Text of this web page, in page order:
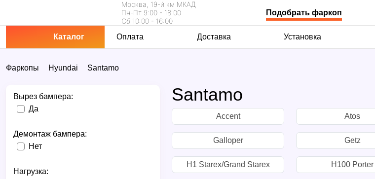
Москва, 19-й км МКАД
Пн-Пт 9:00 - 18:00
Сб 10:00 - 16:00
Подобрать фаркоп
Каталог Оплата Доставка Установка
Фаркопы Hyundai Santamo
Вырез бампера:
Да
Демонтаж бампера:
Нет
Нагрузка:
Santamo
Accent Atos
Galloper Getz
H1 Starex/Grand Starex H100 Porter